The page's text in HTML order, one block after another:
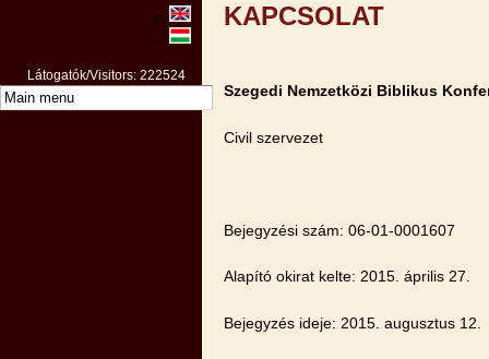
KAPCSOLAT
Szegedi Nemzetközi Biblikus
Civil szervezet
Bejegyzési szám: 06-01-0001607
Alapító okirat kelte: 2015. április 27.
Bejegyzés ideje: 2015. augusztus 12.
Látogatók/Visitors: 222524